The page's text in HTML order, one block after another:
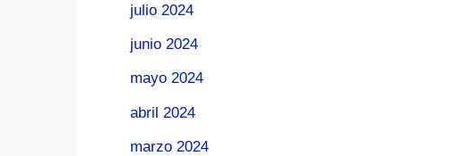
julio 2024
junio 2024
mayo 2024
abril 2024
marzo 2024